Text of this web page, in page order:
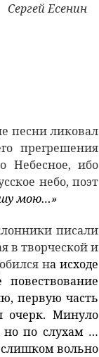
Сергей Есенин
песни ликовал
прегрешения
Небесное, ибо
небо, поэт
мою…»
писали
в творческой и
на исходе
первую часть
очерк. Минуло
но по слухам …
слишком вольно